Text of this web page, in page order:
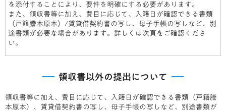
を添付することにより、要件を明確にする必要があります。
また、領収書等に加え、費目に応じて、入籍日が確認できる書類
（戸籍謄本原本）/賃貸借契約書の写し、母子手帳の写しなど、別
途書類が必要な場合があります。詳しくは次頁をご確認くださ
い。
領収書以外の提出について
領収書等に加え、費目に応じて、入籍日が確認できる書類（戸籍謄
本原本）、賃貸借契約書の写し、母子手帳の写しなど、別途書類が